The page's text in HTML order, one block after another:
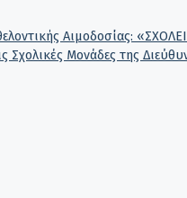
Αιμοδοσίας:
Σχολικές Μονάδες της